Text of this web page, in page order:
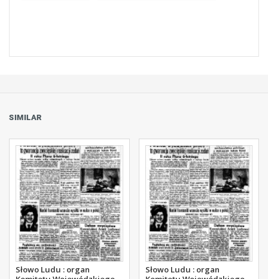
SIMILAR
Słowo Ludu : organ
Słowo Ludu : organ